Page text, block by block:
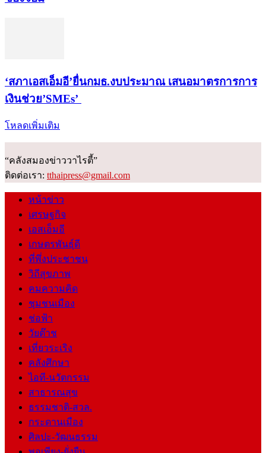
‘สภาเอสเอ็มอี’ยื่นกมธ.งบประมาณ เสนอมาตรการการ
เงินช่วย’SMEs’
โหลดเพิ่มเติม
“คลังสมองข่าววาไรตี้”
ติดต่อเรา: tthaipress@gmail.com
หน้าข่าว
เศรษฐกิจ
เอสเอ็มอี
เกษตรพันธุ์ดี
ที่พึ่งประชาชน
วิถีสุขภาพ
คมความคิด
ชุมชนเมือง
ช่อฟ้า
วัยต๊าช
เที่ยวระเริง
คลังศึกษา
ไอที-นวัตกรรม
สาธารณสุข
ธรรมชาติ-สวล.
กระดานเมือง
ศิลปะ-วัฒนธรรม